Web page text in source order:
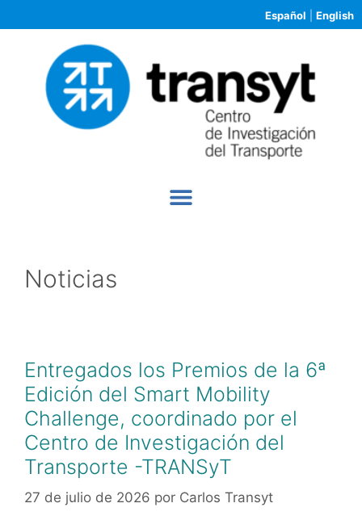
Español English
Noticias
Entregados los Premios de la 6ª
Edición del Smart Mobility
Challenge, coordinado por el
Centro de Investigación del
Transporte -TRANSyT
27 de julio de 2026 por Carlos Transyt